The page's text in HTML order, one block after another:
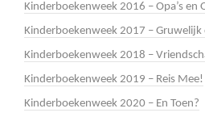
Kinderboekenweek 2016 – Opa’s en
Kinderboekenweek 2017 – Gruwelijk
Kinderboekenweek 2018 –
Kinderboekenweek 2019 – Reis Mee!
Kinderboekenweek 2020 – En Toen?